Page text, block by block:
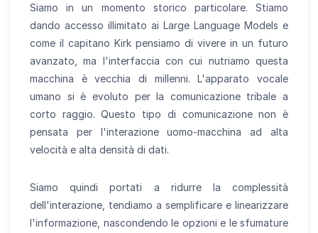
Siamo in un momento storico particolare. Stiamo
dando accesso illimitato ai Large Language Models e
come il capitano Kirk pensiamo di vivere in un futuro
avanzato, ma l'interfaccia con cui nutriamo questa
macchina è vecchia di millenni. L'apparato vocale
umano si è evoluto per la comunicazione tribale a
corto raggio. Questo tipo di comunicazione non è
pensata per l'interazione uomo-macchina ad alta
velocità e alta densità di dati.
Siamo quindi portati a ridurre la complessità
dell'interazione, tendiamo a semplificare e linearizzare
l'informazione, nascondendo le opzioni e le sfumature